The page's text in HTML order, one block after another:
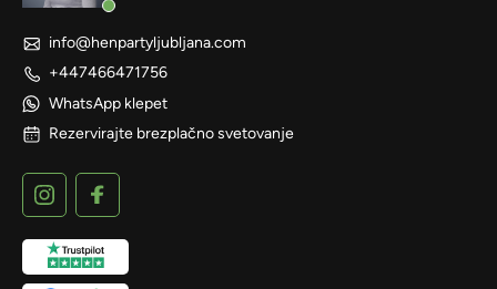
info@henpartyljubljana.com
+447466471756
WhatsApp klepet
Rezervirajte brezplačno svetovanje